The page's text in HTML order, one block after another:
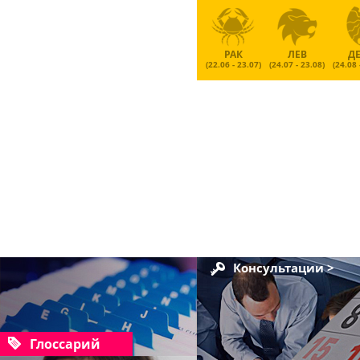
РАК
(22.06 - 23.07)
ЛЕВ
(24.07 - 23.08) (24.08
Глоссарий
Консультации >